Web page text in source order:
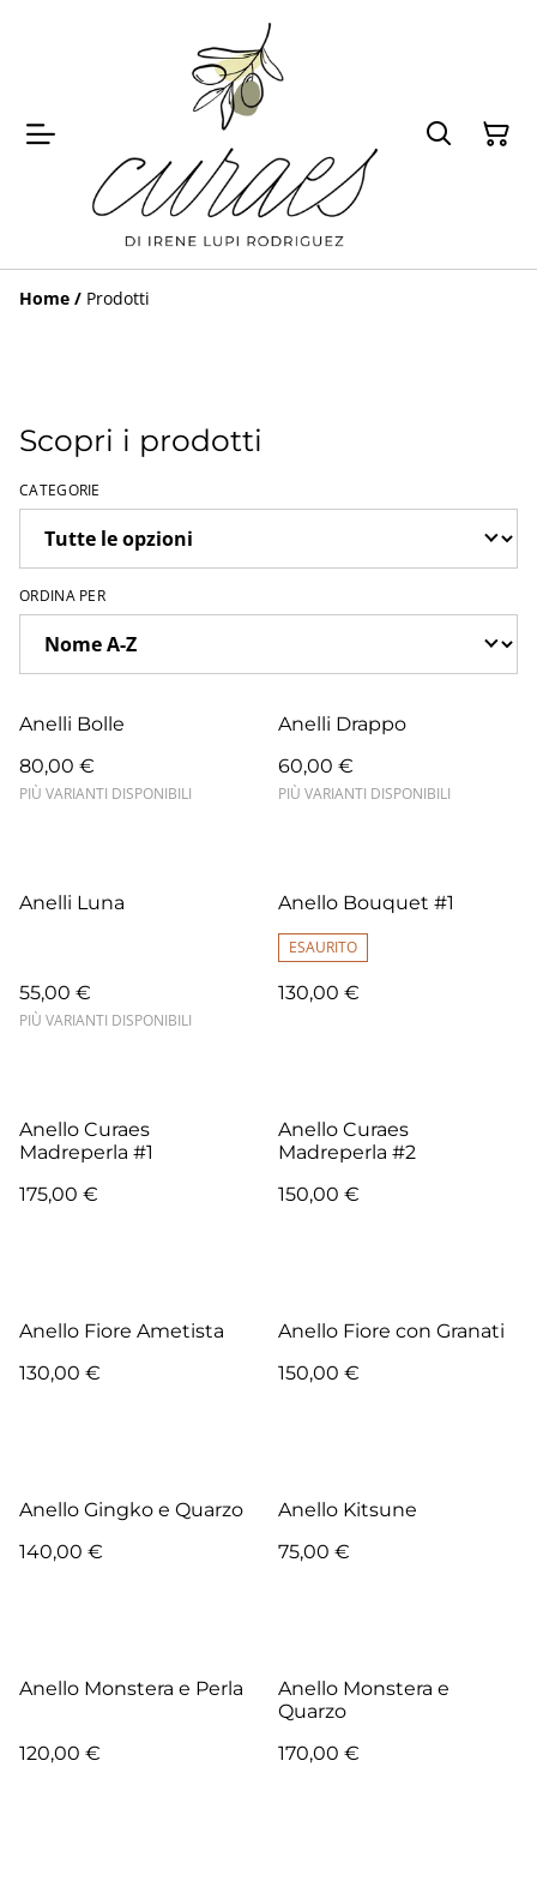
Home / Prodotti
Scopri i prodotti
CATEGORIE
ORDINA PER
Anelli Bolle
80,00 €
PIÙ VARIANTI DISPONIBILI
Anelli Drappo
60,00 €
PIÙ VARIANTI DISPONIBILI
Anelli Luna
55,00 €
PIÙ VARIANTI DISPONIBILI
Anello Bouquet #1
ESAURITO
130,00 €
Anello Curaes
Madreperla #1
175,00 €
Anello Curaes
Madreperla #2
150,00 €
Anello Fiore Ametista
130,00 €
Anello Fiore con Granati
150,00 €
Anello Gingko e Quarzo
140,00 €
Anello Kitsune
75,00 €
Anello Monstera e Perla
120,00 €
Anello Monstera e
Quarzo
170,00 €